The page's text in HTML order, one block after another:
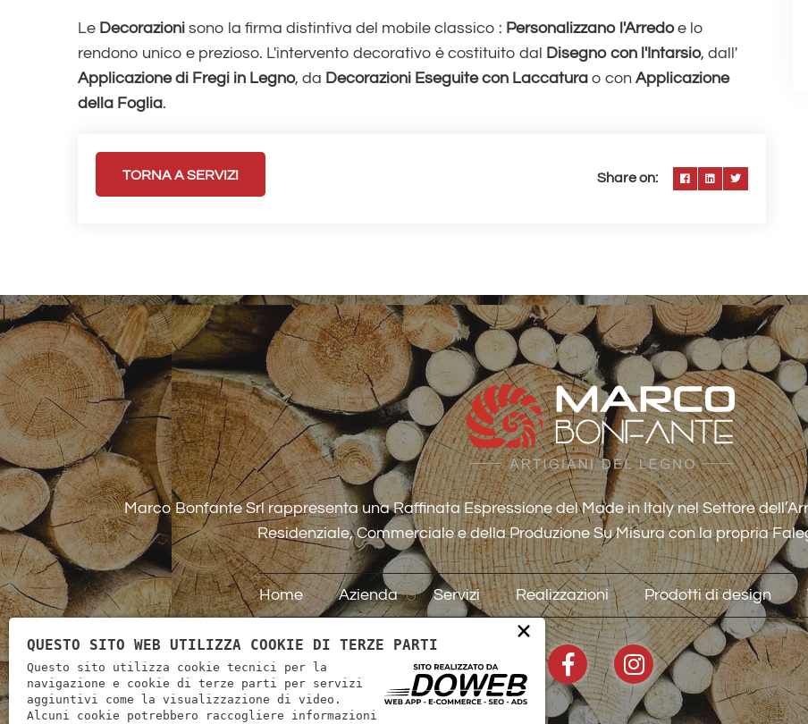
Le Decorazioni sono la firma distintiva del mobile classico : Personalizzano l'Arredoe lo
rendono unico e prezioso. L'intervento decorativo è costituito dal Disegno con l'Intarsio, dall'
Applicazione di Fregi in Legno, da Decorazioni Eseguite con Laccatura o con Applicazione
della Foglia.
TORNA A SERVIZI Share on:
Marco Bonfante Srl rappresenta una Raffinata Espressione del Made in Italy nel Settore
Residenziale, Commerciale e della Produzione Su Misura con la propria
Home Azienda Servizi Realizzazioni Prodotti di design
×
QUESTO SITO WEB UTILIZZA COOKIE DI TERZE PARTI
Questo sito utilizza cookie tecnici per la
navigazione e cookie di terze parti per servizi
aggiuntivi come la visualizzazione di video.
Alcuni cookie potrebbero raccogliere informazioni